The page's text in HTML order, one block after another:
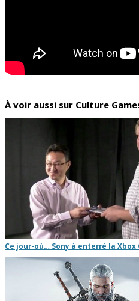
À voir aussi sur Culture
Ce jour-où… Sony à enterré la Xbox